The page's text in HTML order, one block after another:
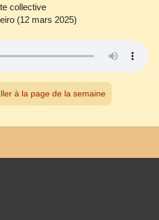
collective
(12 mars 2025)
à la page de la semaine